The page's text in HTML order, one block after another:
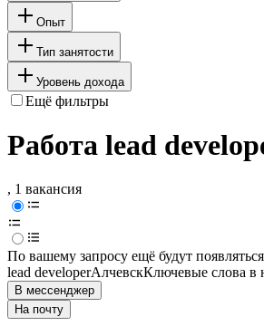
Опыт
Тип занятости
Уровень дохода
Ещё фильтры
Работа lead
, 1 вакансия
По вашему запросу ещё будут
lead developerАлчевскКлючевые слова в
В мессенджер
На почту